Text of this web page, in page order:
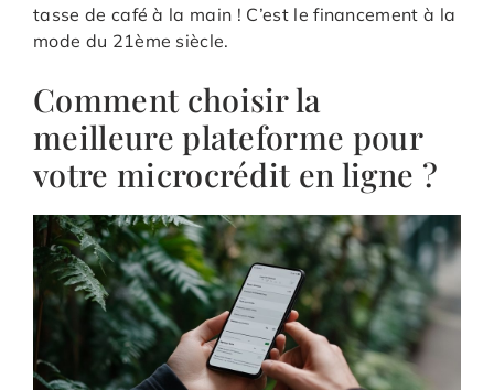
tasse de café à la main ! C’est le financement à la
mode du 21ème siècle.
Comment choisir la
meilleure plateforme pour
votre microcrédit en ligne ?